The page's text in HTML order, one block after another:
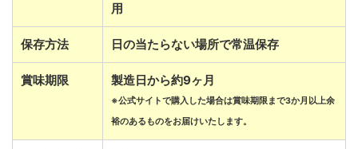
用
保存方法 日の当たらない場所で常温保存
賞味期限 製造日から約9ヶ月
※公式サイトで購入した場合は賞味期限まで3か月以上余
裕のあるものをお届けいたします。